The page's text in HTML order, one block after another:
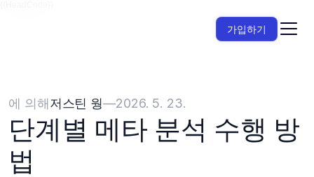
가입하기
에 의해저스틴 웡—2026. 5. 23.
단계별 메타 분석 수행 방
법